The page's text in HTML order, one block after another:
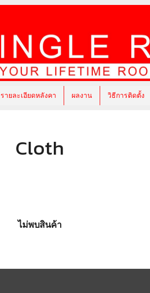
รายละเอียดหลังคา ผลงาน วิธีการติดตั้ง
Cloth
ไม่พบสินค้า